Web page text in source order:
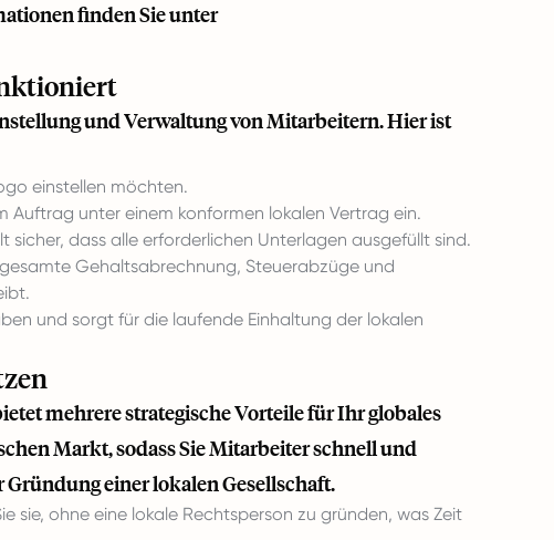
finden Sie unter
und Verwaltung von Mitarbeitern. Hier ist
einstellen möchten.
Auftrag unter einem konformen lokalen Vertrag ein.
dass alle erforderlichen Unterlagen ausgefüllt sind.
Gehaltsabrechnung, Steuerabzüge und
und sorgt für die laufende Einhaltung der lokalen
mehrere strategische Vorteile für Ihr globales
Markt, sodass Sie Mitarbeiter schnell und
einer lokalen Gesellschaft.
sie, ohne eine lokale Rechtsperson zu gründen, was Zeit